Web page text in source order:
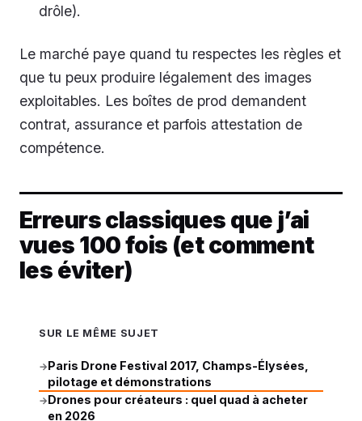
drôle).
Le marché paye quand tu respectes les règles et
que tu peux produire légalement des images
exploitables. Les boîtes de prod demandent
contrat, assurance et parfois attestation de
compétence.
Erreurs classiques que j’ai
vues 100 fois (et comment
les éviter)
SUR LE MÊME SUJET
→Paris Drone Festival 2017, Champs-Élysées,
pilotage et démonstrations
→Drones pour créateurs : quel quad à acheter
en 2026